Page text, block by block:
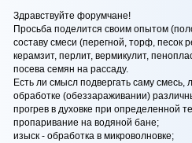
Здравствуйте форумчане!
Просьба поделится своим опытом
составу смеси (перегной, торф, песок
керамзит, перлит, вермикулит,
посева семян на рассаду.
Есть ли смысл подвергать саму
обработке (обеззараживании)
прогрев в духовке при определенной
пропаривание на водяной бане;
изыск - обработка в микроволновке;